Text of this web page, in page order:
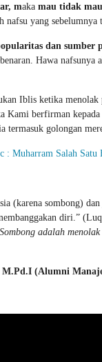
maka mau tidak
nafsu yang sebelumnya
dan sumber
Hawa nafsunya
Iblis ketika
berfirman
termasuk golongan
Muharram Salah Satu
(karena sombong)
diri.”
Sombong adalah
(Alumni